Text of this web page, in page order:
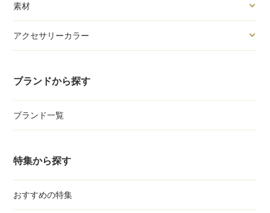
素材
アクセサリーカラー
ブランドから探す
ブランド一覧
特集から探す
おすすめの特集